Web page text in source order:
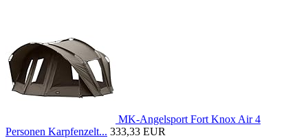
MK-Angelsport Fort Knox Air 4
Personen Karpfenzelt... 333,33 EUR